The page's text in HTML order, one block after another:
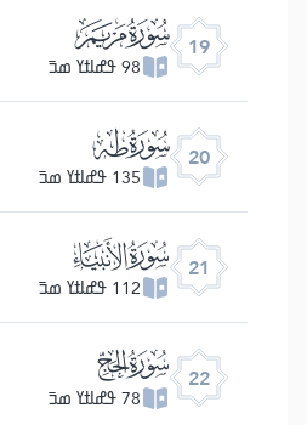
19 ﮟ
98 ߟߝߊߙߌ ߘߏ߫
20 ﮠ
135 ߟߝߊߙߌ ߘߏ߫
21 ﮡ
112 ߟߝߊߙߌ ߘߏ߫
22 ﮢ
78 ߟߝߊߙߌ ߘߏ߫